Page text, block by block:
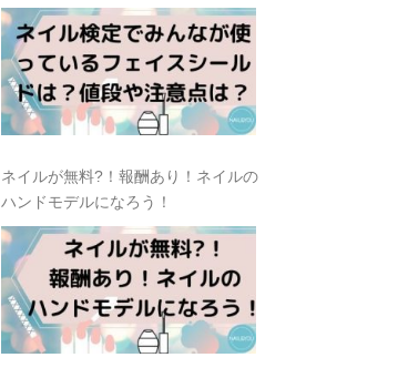
ネイルが無料?！報酬あり！ネイルの
ハンドモデルになろう！